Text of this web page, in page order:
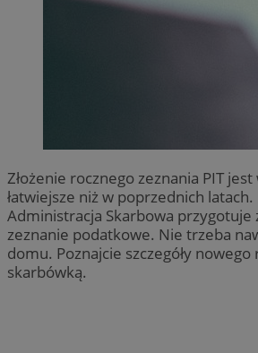
Złożenie rocznego zeznania PIT
łatwiejsze niż w poprzednich latach.
Administracja Skarbowa przygotuje
zeznanie podatkowe. Nie trzeba
domu. Poznajcie szczegóły nowego
skarbówką.